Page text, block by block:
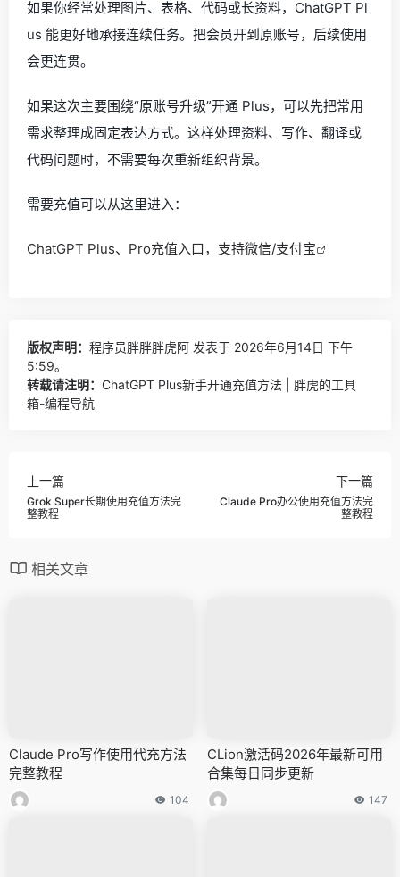
如果你经常处理图片、表格、代码或长资料，ChatGPT Pl
us 能更好地承接连续任务。把会员开到原账号，后续使用
会更连贯。
如果这次主要围绕“原账号升级”开通 Plus，可以先把常用
需求整理成固定表达方式。这样处理资料、写作、翻译或
代码问题时，不需要每次重新组织背景。
需要充值可以从这里进入：
ChatGPT Plus、Pro充值入口，支持微信/支付宝
版权声明： 程序员胖胖胖虎阿 发表于 2026年6月14日 下午
5:59。
转载请注明： ChatGPT Plus新手开通充值方法 | 胖虎的工具
箱-编程导航
上一篇
Grok Super长期使用充值方法完
整教程
下一篇
Claude Pro办公使用充值方法完
整教程
相关文章
Claude Pro写作使用代充方法
完整教程
104
CLion激活码2026年最新可用
合集每日同步更新
147